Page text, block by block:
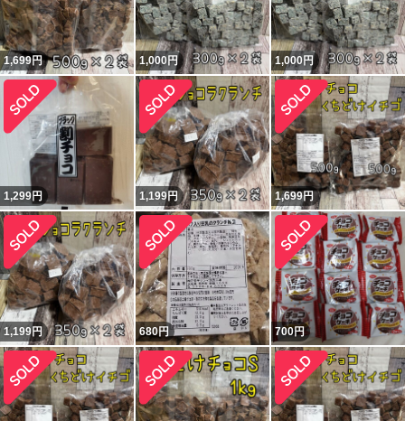
1,699円 1,000円 1,000円
1,299円 1,199円 1,699円
1,199円 680円 700円